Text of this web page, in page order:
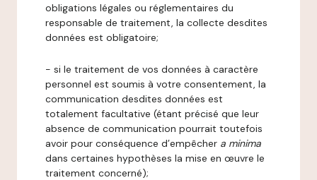
obligations légales ou réglementaires du
responsable de traitement, la collecte desdites
données est obligatoire;
- si le traitement de vos données à caractère
personnel est soumis à votre consentement, la
communication desdites données est
totalement facultative (étant précisé que leur
absence de communication pourrait toutefois
avoir pour conséquence d’empêcher a minima
dans certaines hypothèses la mise en œuvre le
traitement concerné);